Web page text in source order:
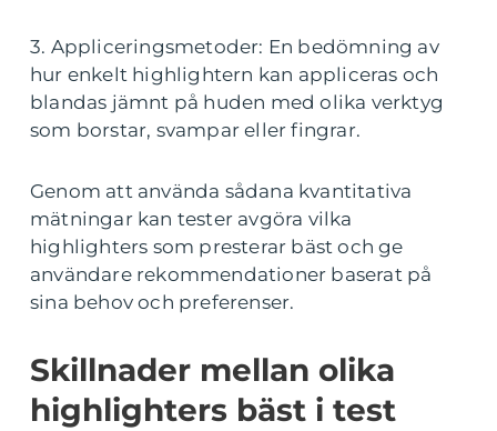
3. Appliceringsmetoder: En bedömning av
hur enkelt highlightern kan appliceras och
blandas jämnt på huden med olika verktyg
som borstar, svampar eller fingrar.
Genom att använda sådana kvantitativa
mätningar kan tester avgöra vilka
highlighters som presterar bäst och ge
användare rekommendationer baserat på
sina behov och preferenser.
Skillnader mellan olika
highlighters bäst i test